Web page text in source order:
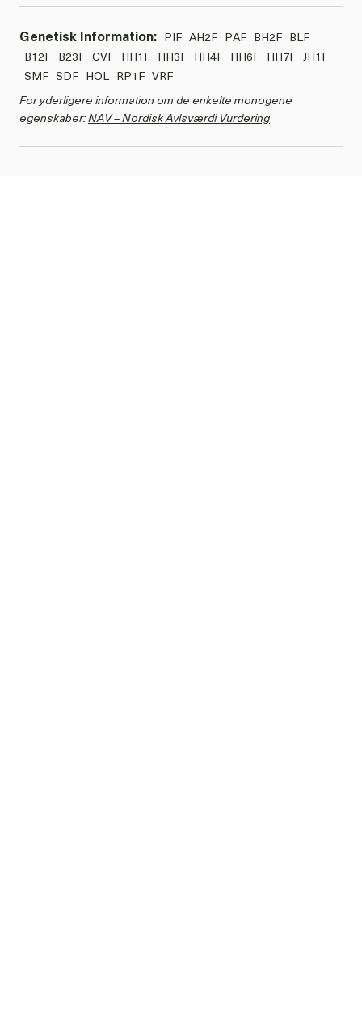
Genetisk Information: PIF AH2F PAF BH2F BLF
B12F B23F CVF HH1F HH3F HH4F HH6F HH7F JH1F
SMF SDF HOL RP1F VRF
For yderligere information om de enkelte monogene
egenskaber:NAV – Nordisk Avlsværdi Vurdering